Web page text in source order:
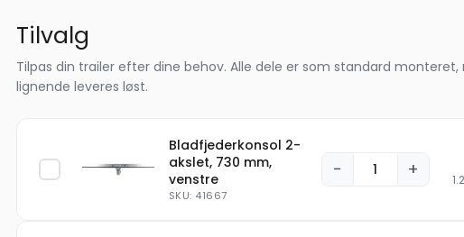
Tilvalg
Tilpas din trailer efter dine behov. Alle dele er som standard
lignende leveres løst.
Bladfjederkonsol 2-
akslet, 730 mm,
venstre
SKU: 41667
− +